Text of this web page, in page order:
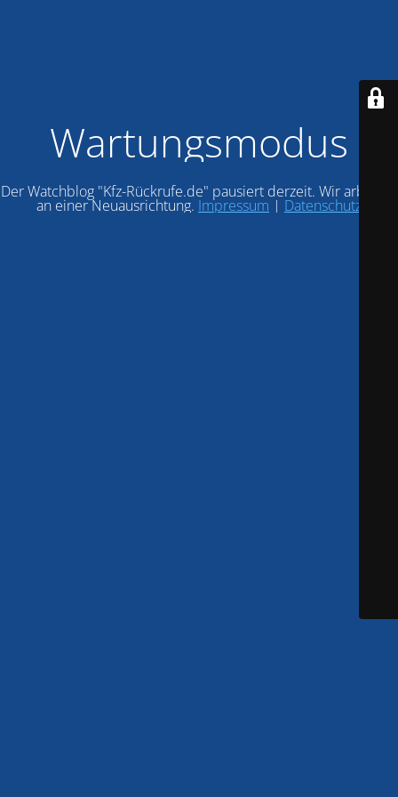
Wartungsmodus
Der Watchblog "Kfz-Rückrufe.de" pausiert derzeit. Wir arbeiten
an einer Neuausrichtung. Impressum | Datenschutz